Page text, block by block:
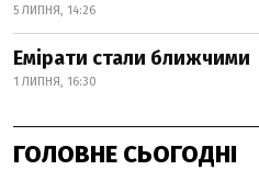
5 ЛИПНЯ, 14:26
Емірати стали ближчими
1 ЛИПНЯ, 16:30
ГОЛОВНЕ СЬОГОДНІ